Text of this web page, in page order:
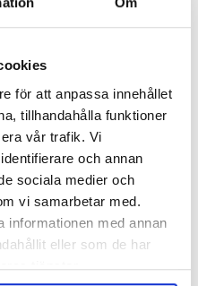
för att anpassa innehållet
tillhandahålla funktioner
vår trafik. Vi
och annan
sociala medier och
vi samarbetar med.
informationen med annan
eller som de har
tjänster.